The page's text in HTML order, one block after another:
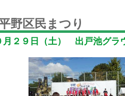
野区民まつり
月２９日（土） 出戸池グラ